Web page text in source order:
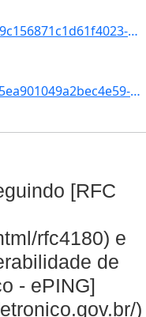
10048: id_aluno-273a8790db46679c156871c1d61f4023-aa_ingresso-2017-cd_curso-945-nm_qsl--nr_ch--nr_cr--nr_ind]
10049: id_aluno-b517098078234a5ea901049a2bec4e59-aa_ingresso-2017-cd_curso-945-nm_qsl--nr_ch--nr_cr--nr_ind]
[RFC
rfc4180) e
de
- ePING]
)